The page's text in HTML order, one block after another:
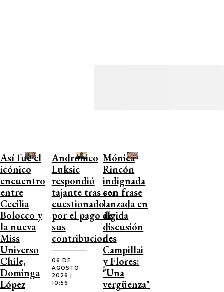
Así fue el
icónico
encuentro
entre
Cecilia
Bolocco y
la nueva
Miss
Universo
Chile,
Dominga
López
Andrónico
Luksic
respondió
tajante tras ser
cuestionado
por el pago de
sus
contribuciones
06 DE
AGOSTO
2026 |
10:56
Mónica
Rincón
indignada
con frase
lanzada en
álgida
discusión
de
Campillai
y Flores:
"Una
vergüenza"